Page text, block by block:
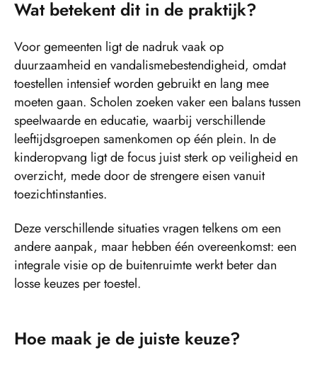
Wat betekent dit in de praktijk?
Voor gemeenten ligt de nadruk vaak op
duurzaamheid en vandalismebestendigheid, omdat
toestellen intensief worden gebruikt en lang mee
moeten gaan. Scholen zoeken vaker een balans tussen
speelwaarde en educatie, waarbij verschillende
leeftijdsgroepen samenkomen op één plein. In de
kinderopvang ligt de focus juist sterk op veiligheid en
overzicht, mede door de strengere eisen vanuit
toezichtinstanties.
Deze verschillende situaties vragen telkens om een
andere aanpak, maar hebben één overeenkomst: een
integrale visie op de buitenruimte werkt beter dan
losse keuzes per toestel.
Hoe maak je de juiste keuze?